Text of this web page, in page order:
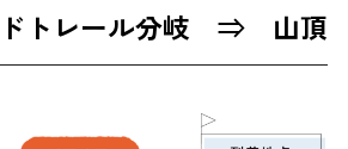
トレール分岐 ⇒ 山頂